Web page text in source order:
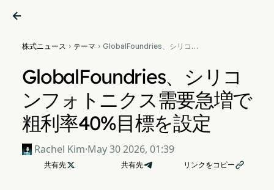

株式ニュース  テーマ  GlobalFoundries、シリコン
GlobalFoundries、シリコ
ンフォトニクス需要急増で
粗利率40%目標を設定
Rachel Kim·May 30 2026, 01:39
共有先 共有先 リンクをコピー